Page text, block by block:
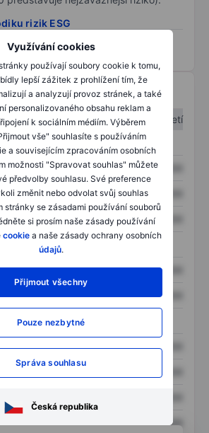
Využívání cookies
používají soubory cookie k tomu,
lepší zážitek z prohlížení tím, že
a analyzují provoz stránek, a také
personalizovaného obsahu reklam a
k sociálním médiím. Výběrem
vše" souhlasíte s používáním
a souvisejícím zpracováním osobních
možnosti "Spravovat souhlas" můžete
předvolby souhlasu. Své preference
změnit nebo odvolat svůj souhlas
stránky se zásadami používání souborů
si prosím naše zásady používání
cookie a naše zásady ochrany osobních
údajů.
Přijmout všechny
Pouze nezbytné
Správa souhlasu
Česká republika
rizik ESG
1. čtvrtletí
2. čtvrtletí
XXXXXXX XXXXXXX
XXXXXXX XXXXXXX
XXXXXXX XXXXXXX
XXXXXXX XXXXXXX
XXXXXXX XXXXXXX
XXXXXXX XXXXXXX
XXXXXXX
XXXXXXX